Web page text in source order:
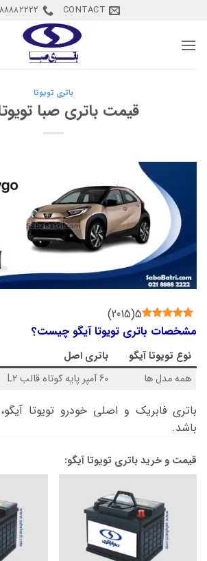
content
CONTACT
باتری تویوتا
قیمت باتری صبا
5
(
2015
)
مشخصات باتری تویوتا آیگو چیست؟
نوع تویوتا آیگو باتری اصل
همه مدل ها
60 آمپر پایه کوتاه قالب L2
باتری فابریک و اصلی خودرو تویوتا آیگو،
باشد.
قیمت و خرید باتری تویوتا آیگو: